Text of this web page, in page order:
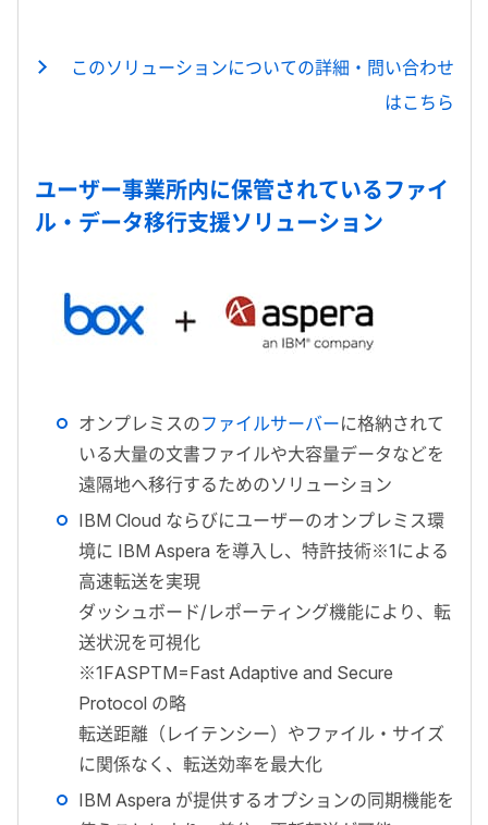
このソリューションについての詳細・問い合わせ
はこちら
ユーザー事業所内に保管されているファイ
ル・データ移行支援ソリューション
オンプレミスのファイルサーバーに格納されて
いる大量の文書ファイルや大容量データなどを
遠隔地へ移行するためのソリューション
IBM Cloud ならびにユーザーのオンプレミス環
境に IBM Aspera を導入し、特許技術※1による
高速転送を実現
ダッシュボード/レポーティング機能により、転
送状況を可視化
※1FASPTM=Fast Adaptive and Secure
Protocol の略
転送距離（レイテンシー）やファイル・サイズ
に関係なく、転送効率を最大化
IBM Aspera が提供するオプションの同期機能を